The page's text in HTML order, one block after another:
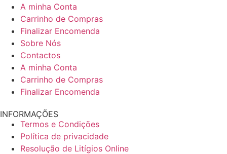
A minha Conta
Carrinho de Compras
Finalizar Encomenda
Sobre Nós
Contactos
A minha Conta
Carrinho de Compras
Finalizar Encomenda
INFORMAÇÕES
Termos e Condições
Política de privacidade
Resolução de Litígios Online